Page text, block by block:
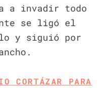
a invadir todo
se ligó el
y siguió por
CORTÁZAR PARA